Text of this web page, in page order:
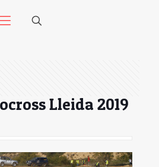
Lleida 2019